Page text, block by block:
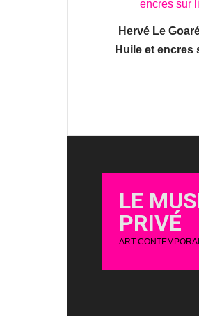
Hervé Le
Huile et encres
LE
PRIVÉ
ART